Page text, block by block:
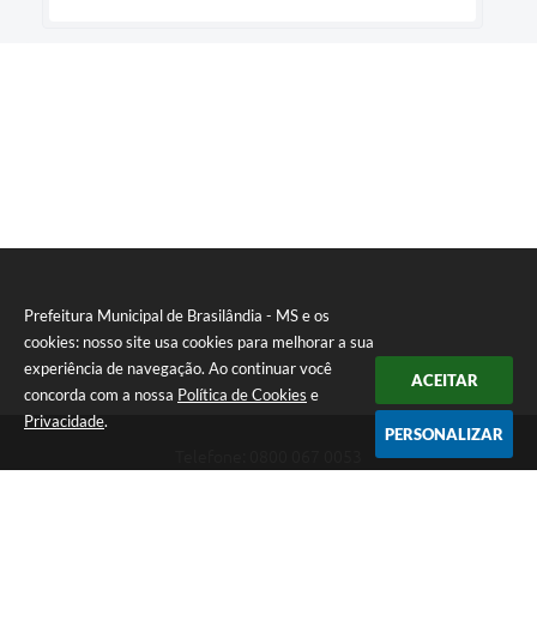
Prefeitura Municipal de Brasilândia - MS e os
cookies: nosso site usa cookies para melhorar a sua
experiência de navegação. Ao continuar você
concorda com a nossa Política de Cookies e
Privacidade.
ACEITAR
PERSONALIZAR